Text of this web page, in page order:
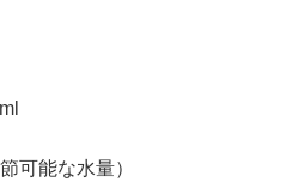
可能な水量）